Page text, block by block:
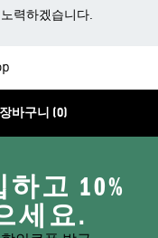
력하겠습니다.
장바구니 (0)
고 10%
세요.